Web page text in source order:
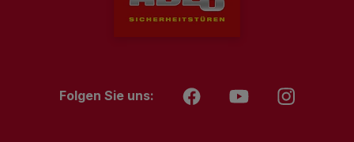
Folgen Sie uns: